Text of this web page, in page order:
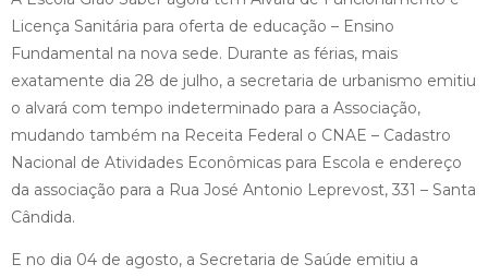
Licença Sanitária para oferta de educação – Ensino
Fundamental na nova sede. Durante as férias, mais
exatamente dia 28 de julho, a secretaria de urbanismo emitiu
o alvará com tempo indeterminado para a Associação,
mudando também na Receita Federal o CNAE – Cadastro
Nacional de Atividades Econômicas para Escola e endereço
da associação para a Rua José Antonio Leprevost, 331 – Santa
Cândida.
E no dia 04 de agosto, a Secretaria de Saúde emitiu a